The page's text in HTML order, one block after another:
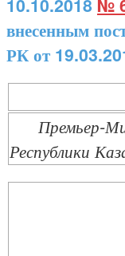
10.10.2018 №
внесенным
РК от
Премьер-
Республики